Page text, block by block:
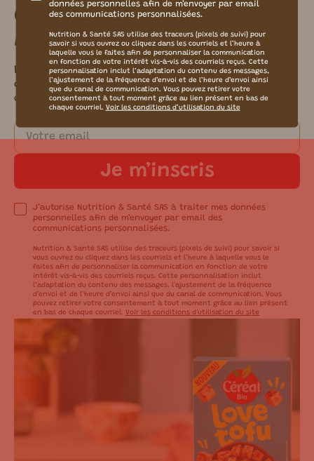
COMMUNAUTÉ DES CHEFS
DU VÉGÉTAL !
Recevez nos recettes, astuces et inspirations
directement dans votre boîte mail. Un concentré
d’idées simples, saines et pleines de saveurs ✨
Je m’inscris
J’autorise Nutrition & Santé SAS à traiter mes données
personnelles afin de m’envoyer par email des
communications personnalisées.
Nutrition & Santé SAS utilise des traceurs (pixels de suivi) pour savoir si
vous ouvrez ou cliquez dans les courriels et l’heure à laquelle vous le
faites afin de personnaliser la communication en fonction de votre
intérêt vis-à-vis des courriels reçus. Cette personnalisation inclut
l’adaptation du contenu des messages, l'ajustement de la fréquence
d’envoi et de l’heure d’envoi ainsi que du canal de communication. Vous
pouvez retirer votre consentement à tout moment grâce au lien présent
en bas de chaque courriel.Voir les conditions d'utilisation du site
données personnelles afin de m’envoyer par email
des communications personnalisées.
Nutrition & Santé SAS utilise des traceurs (pixels de suivi) pour
savoir si vous ouvrez ou cliquez dans les courriels et l’heure à
laquelle vous le faites afin de personnaliser la communication
en fonction de votre intérêt vis-à-vis des courriels reçus. Cette
personnalisation inclut l’adaptation du contenu des messages,
l’ajustement de la fréquence d’envoi et de l’heure d’envoi ainsi
que du canal de communication. Vous pouvez retirer votre
consentement à tout moment grâce au lien présent en bas de
chaque courriel. Voir les conditions d’utilisation du site